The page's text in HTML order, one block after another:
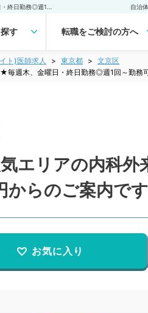
自治
す 転職をご検討の方へ
ト)医師求人 東京都
文京区
毎週木、金曜日・終日勤務◎週1回～勤務
エリアの内科
からのご案内で
お気に入り